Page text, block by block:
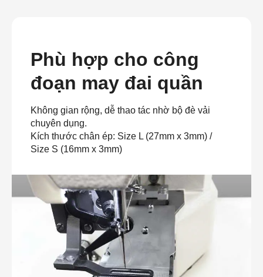
Phù hợp cho công
đoạn may đai quần
Không gian rộng, dễ thao tác nhờ bộ đè vải
chuyên dụng.
Kích thước chân ép: Size L (27mm x 3mm) /
Size S (16mm x 3mm)